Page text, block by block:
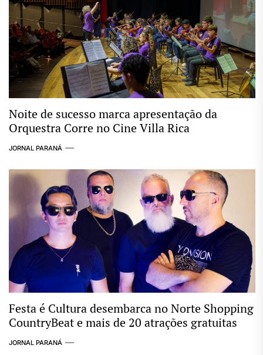
Noite de sucesso marca apresentação da
Orquestra Corre no Cine Villa Rica
JORNAL PARANÁ
Festa é Cultura desembarca no Norte Shopping
CountryBeat e mais de 20 atrações gratuitas
JORNAL PARANÁ